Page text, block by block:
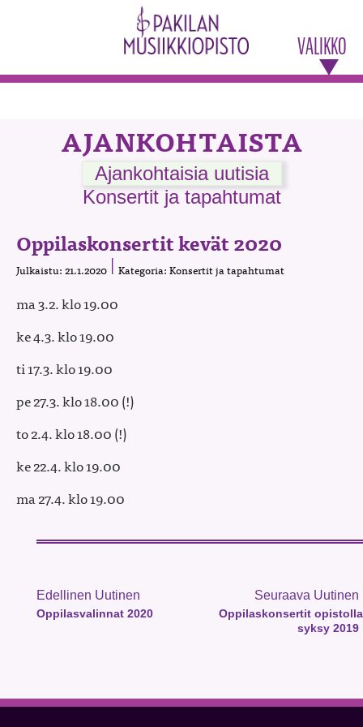
VALIKKO
AJANKOHTAISTA
Ajankohtaisia uutisia
Konsertit ja tapahtumat
Oppilaskonsertit kevät 2020
Julkaistu: 21.1.2020 Kategoria: Konsertit ja tapahtumat
ma 3.2. klo 19.00
ke 4.3. klo 19.00
ti 17.3. klo 19.00
pe 27.3. klo 18.00 (!)
to 2.4. klo 18.00 (!)
ke 22.4. klo 19.00
ma 27.4. klo 19.00
Edellinen Uutinen
Oppilasvalinnat 2020
Seuraava Uutinen
Oppilaskonsertit opistolla
syksy 2019